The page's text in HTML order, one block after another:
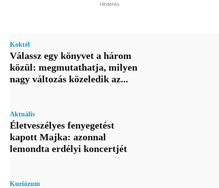
Hirdetés
Koktél
Válassz egy könyvet a három
közül: megmutathatja, milyen
nagy változás közeledik az...
Aktuális
Életveszélyes fenyegetést
kapott Majka: azonnal
lemondta erdélyi koncertjét
Kuriózum